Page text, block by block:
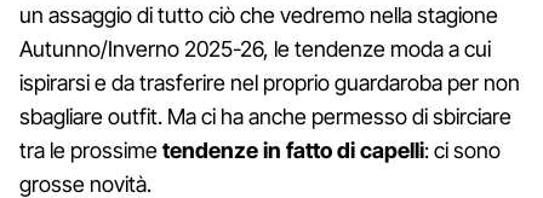
un assaggio di tutto ciò che vedremo nella stagione
Autunno/Inverno 2025-26, le tendenze moda a cui
ispirarsi e da trasferire nel proprio guardaroba per non
sbagliare outfit. Ma ci ha anche permesso di sbirciare
tra le prossimetendenze in fatto di capelli: ci sono
grosse novità.